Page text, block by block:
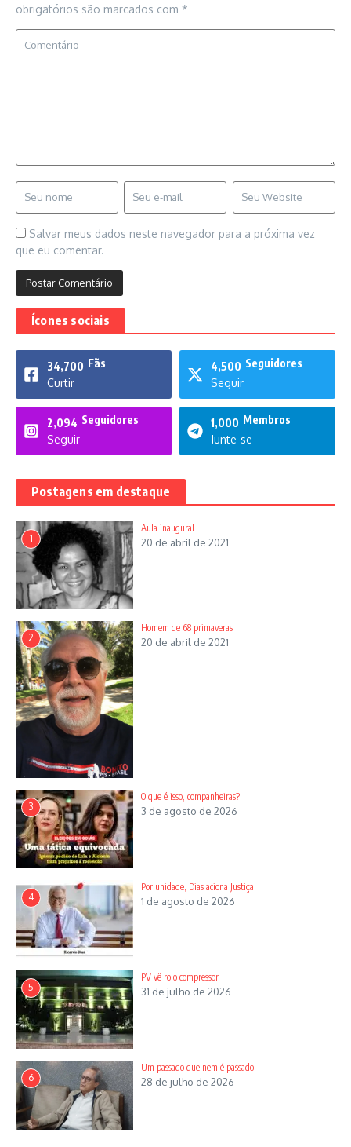
obrigatórios são marcados com *
Salvar meus dados neste navegador para a próxima vez
que eu comentar.
Ícones sociais
34,700 Fãs
Curtir
4,500 Seguidores
Seguir
2,094 Seguidores
Seguir
1,000 Membros
Junte-se
Postagens em destaque
1
Aula inaugural
20 de abril de 2021
2
Homem de 68 primaveras
20 de abril de 2021
3
O que é isso, companheiras?
3 de agosto de 2026
4
Por unidade, Dias aciona Justiça
1 de agosto de 2026
5
PV vê rolo compressor
31 de julho de 2026
6
Um passado que nem é passado
28 de julho de 2026